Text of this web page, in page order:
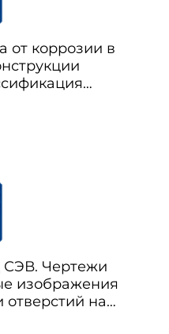
от коррозии в
Чертежи
изображения
на